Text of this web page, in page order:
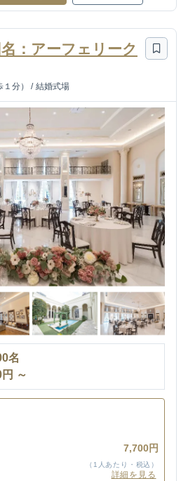
：アーフェリーク
分） / 結婚式場
名
円 ～
7,700円
（1人あたり・税込）
詳細を見る